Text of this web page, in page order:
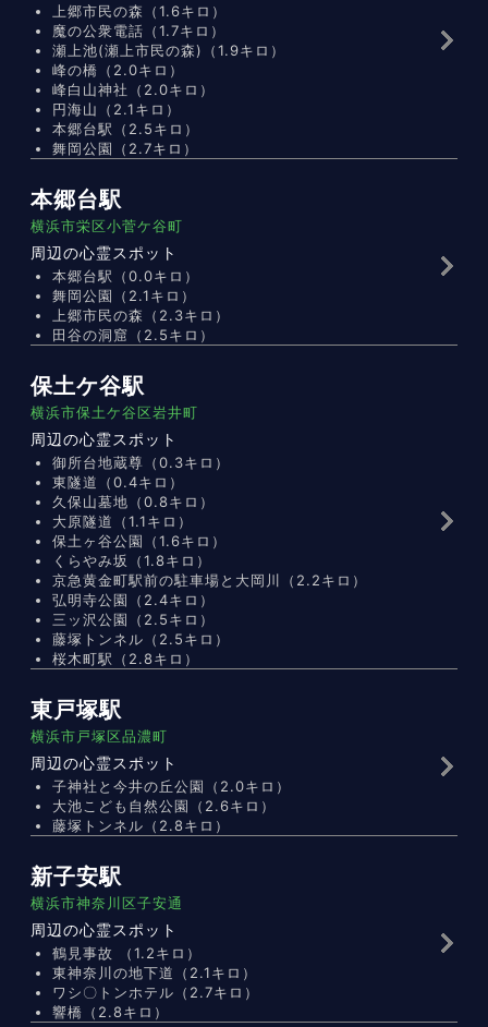
上郷市民の森（1.6キロ）
魔の公衆電話（1.7キロ）
瀬上池(瀬上市民の森)（1.9キロ）
峰の橋（2.0キロ）
峰白山神社（2.0キロ）
円海山（2.1キロ）
本郷台駅（2.5キロ）
舞岡公園（2.7キロ）
本郷台駅
横浜市栄区小菅ケ谷町
周辺の心霊スポット
本郷台駅（0.0キロ）
舞岡公園（2.1キロ）
上郷市民の森（2.3キロ）
田谷の洞窟（2.5キロ）
保土ケ谷駅
横浜市保土ケ谷区岩井町
周辺の心霊スポット
御所台地蔵尊（0.3キロ）
東隧道（0.4キロ）
久保山墓地（0.8キロ）
大原隧道（1.1キロ）
保土ヶ谷公園（1.6キロ）
くらやみ坂（1.8キロ）
京急黄金町駅前の駐車場と大岡川（2.2キロ）
弘明寺公園（2.4キロ）
三ッ沢公園（2.5キロ）
藤塚トンネル（2.5キロ）
桜木町駅（2.8キロ）
東戸塚駅
横浜市戸塚区品濃町
周辺の心霊スポット
子神社と今井の丘公園（2.0キロ）
大池こども自然公園（2.6キロ）
藤塚トンネル（2.8キロ）
新子安駅
横浜市神奈川区子安通
周辺の心霊スポット
鶴見事故 （1.2キロ）
東神奈川の地下道（2.1キロ）
ワシ〇トンホテル（2.7キロ）
響橋（2.8キロ）